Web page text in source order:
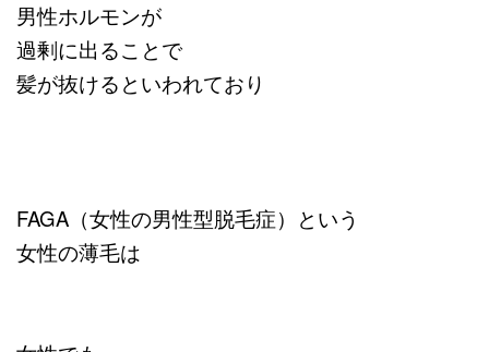
男性ホルモンが
過剰に出ることで
髪が抜けるといわれており
FAGA（女性の男性型脱毛症）という
女性の薄毛は